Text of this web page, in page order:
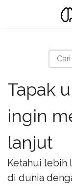
Tapak
ingin
lanjut
Ketahui lebih
di dunia